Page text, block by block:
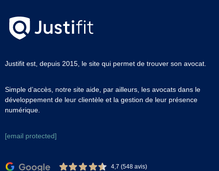
Justifit est, depuis 2015, le site qui permet de trouver son avocat.
Simple d’accès, notre site aide, par ailleurs, les avocats dans le
développement de leur clientèle et la gestion de leur présence
numérique.
[email protected]
4,7 (548 avis)